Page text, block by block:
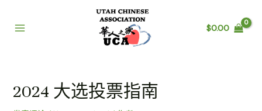
$0.00
2024 大选投票指南